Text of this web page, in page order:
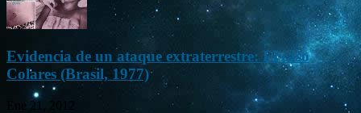
Evidencia de un ataque extraterrestre: El caso
Colares (Brasil, 1977)
Ene 21, 2012